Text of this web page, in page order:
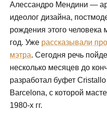
Алессандро Мендини —
идеолог дизайна,
рождения этого
год. Уже рассказывали
мэтра. Сегодня речь
несколько месяцев до
разработал буфет
Barcelona, с которой
1980-х гг.